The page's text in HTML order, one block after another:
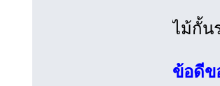
ไม้กั้น
ข้อดีข